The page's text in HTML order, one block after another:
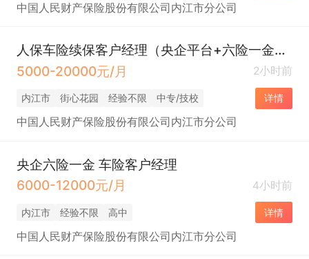
中国人民财产保险股份有限公司内江市分公司
人保车险续保客户经理（央企平台+六险一金＋带薪年假＋双休＋年终奖＋伙食补助＋下午茶）
5000-20000元/月
2小时前
内江市 街心花园 经验不限 中专/技校 详情
中国人民财产保险股份有限公司内江市分公司
央企六险一金 车险客户经理
6000-12000元/月
4小时前
内江市 经验不限 高中 详情
中国人民财产保险股份有限公司内江市分公司